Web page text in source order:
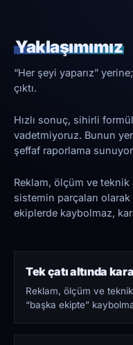
Yaklaşımımız
“Her şeyi yaparız”
çıktı.
Hızlı sonuç, sihirli
vadetmiyoruz. Bunun
şeffaf raporlama
Reklam, ölçüm ve teknik
sistemin parçaları
ekiplerde kaybolmaz,
Tek çatı altında
Reklam, ölçüm ve
“başka ekipte”